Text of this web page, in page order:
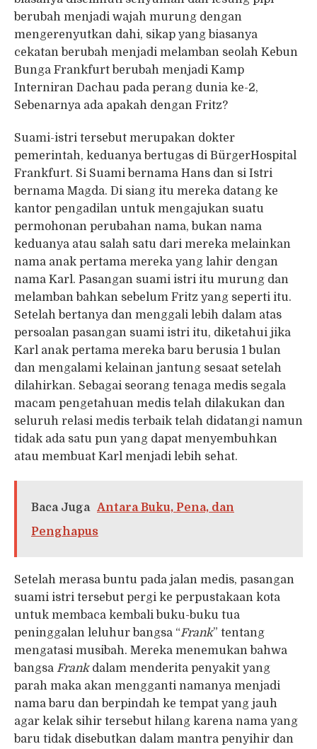
berubah menjadi wajah murung dengan
mengerenyutkan dahi, sikap yang biasanya
cekatan berubah menjadi melamban seolah Kebun
Bunga Frankfurt berubah menjadi Kamp
Interniran Dachau pada perang dunia ke-2,
Sebenarnya ada apakah dengan Fritz?
Suami-istri tersebut merupakan dokter
pemerintah, keduanya bertugas di Bürger­Hospital
Frankfurt. Si Suami bernama Hans dan si Istri
bernama Magda. Di siang itu mereka datang ke
kantor pengadilan untuk mengajukan suatu
permohonan perubahan nama, bukan nama
keduanya atau salah satu dari mereka melainkan
nama anak pertama mereka yang lahir dengan
nama Karl. Pasangan suami istri itu murung dan
melamban bahkan sebelum Fritz yang seperti itu.
Setelah bertanya dan menggali lebih dalam atas
persoalan pasangan suami istri itu, diketahui jika
Karl anak pertama mereka baru berusia 1 bulan
dan mengalami kelainan jantung sesaat setelah
dilahirkan. Sebagai seorang tenaga medis segala
macam pengetahuan medis telah dilakukan dan
seluruh relasi medis terbaik telah didatangi namun
tidak ada satu pun yang dapat menyembuhkan
atau membuat Karl menjadi lebih sehat.
Baca Juga Antara Buku, Pena, dan
Penghapus
Setelah merasa buntu pada jalan medis, pasangan
suami istri tersebut pergi ke perpustakaan kota
untuk membaca kembali buku-buku tua
peninggalan leluhur bangsa “Frank” tentang
mengatasi musibah. Mereka menemukan bahwa
bangsa Frankdalam menderita penyakit yang
parah maka akan mengganti namanya menjadi
nama baru dan berpindah ke tempat yang jauh
agar kelak sihir tersebut hilang karena nama yang
baru tidak disebutkan dalam mantra penyihir dan